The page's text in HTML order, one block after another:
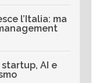
l’Italia: ma
AI e